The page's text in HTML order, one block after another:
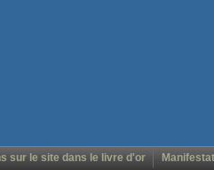
sur le site dans le livre d'or